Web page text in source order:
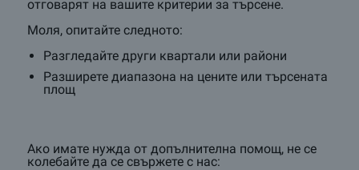
отговарят на вашите критерии за търсене.
Моля, опитайте следното:
Разгледайте други квартали или райони
Разширете диапазона на цените или търсената
площ
Ако имате нужда от допълнителна помощ, не се
колебайте да се свържете с нас: